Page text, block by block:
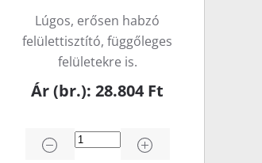
Lúgos, erősen habzó
felülettisztító, függőleges
felületekre is.
Ár (br.): 28.804 Ft